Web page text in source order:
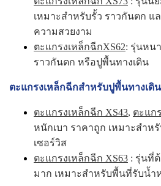
เหมาะสำหรับรั้ว ราวกันตก แ
ความสวยงาม
ตะแกรงเหล็กฉีกXS62: รุ่นหน
ราวกันตก หรือปูพื้นทางเดิน
ตะแกรงเหล็กฉีกสำหรับปูพื้นทางเดิ
ตะแกรงเหล็กฉีก XS43, ตะแก
หนักเบา ราคาถูก เหมาะสำห
เซอร์วิส
ตะแกรงเหล็กฉีก XS63 : รุ่นที่
มาก เหมาะสำหรับพื้นที่รับน้ำ